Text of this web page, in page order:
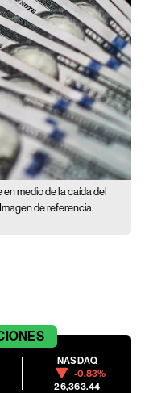
medio de la caída del
de referencia.
NASDAQ
-0.83%
26,363.44